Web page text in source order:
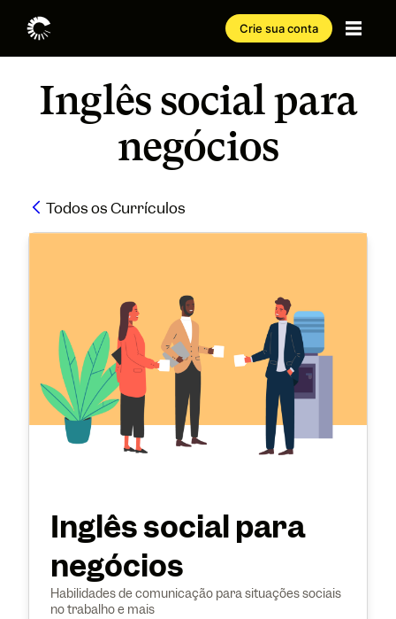
Crie sua conta
Inglês social para
negócios
Todos os Currículos
Inglês social para
negócios
Habilidades de comunicação para situações sociais
no trabalho e mais